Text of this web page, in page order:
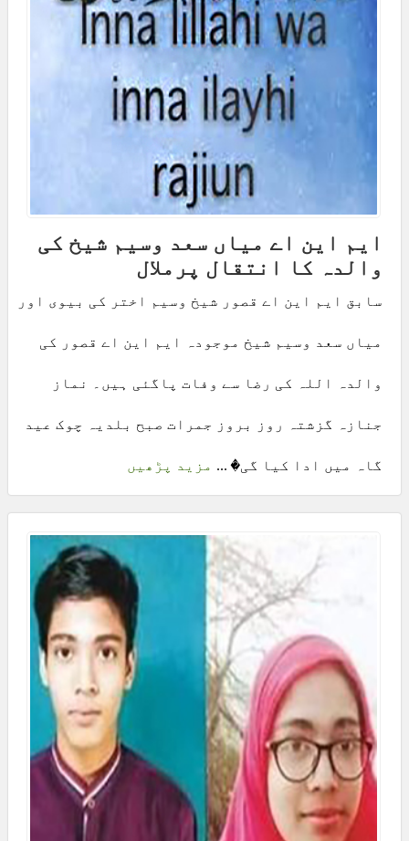
ایم این اے میاں سعد وسیم شیخ کی
والدہ کا انتقال پرملال
سابق ایم این اے قصور شیخ وسیم اختر کی بیوی اور
میاں سعد وسیم شیخ موجودہ ایم این اے قصور کی
والدہ اللہ کی رضا سے وفات پاگئی ہیں۔ نماز
جنازہ گزشتہ روز بروز جمرات صبح بلدیہ چوک عید
گاہ میں ادا کیا گی� ... مزید پڑھیں